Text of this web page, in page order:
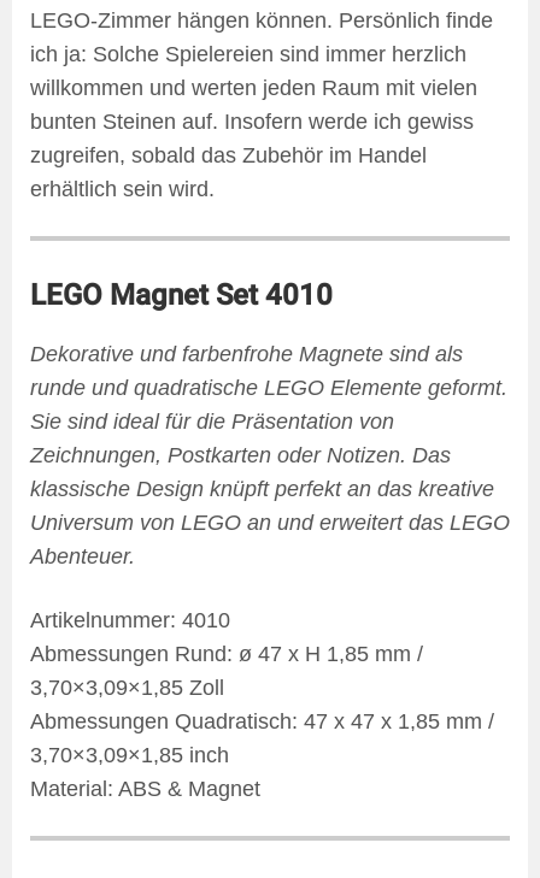
LEGO-Zimmer hängen können. Persönlich finde
ich ja: Solche Spielereien sind immer herzlich
willkommen und werten jeden Raum mit vielen
bunten Steinen auf. Insofern werde ich gewiss
zugreifen, sobald das Zubehör im Handel
erhältlich sein wird.
LEGO Magnet Set 4010
Dekorative und farbenfrohe Magnete sind als
runde und quadratische LEGO Elemente geformt.
Sie sind ideal für die Präsentation von
Zeichnungen, Postkarten oder Notizen. Das
klassische Design knüpft perfekt an das kreative
Universum von LEGO an und erweitert das LEGO
Abenteuer.
Artikelnummer: 4010
Abmessungen Rund: ø 47 x H 1,85 mm /
3,70×3,09×1,85 Zoll
Abmessungen Quadratisch: 47 x 47 x 1,85 mm /
3,70×3,09×1,85 inch
Material: ABS & Magnet